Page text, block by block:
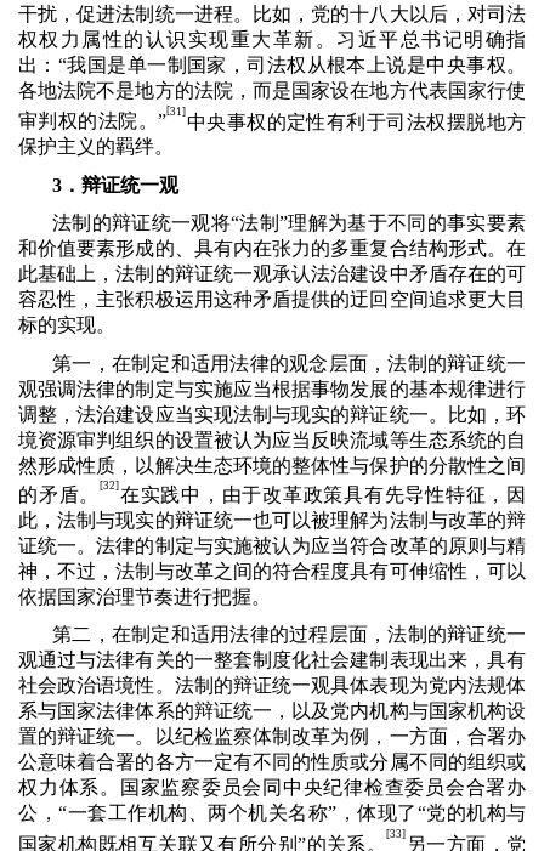
干扰，促进法制统一进程。比如，党的十八大以后，对司法
权权力属性的认识实现重大革新。习近平总书记明确指
出：“我国是单一制国家，司法权从根本上说是中央事权。
各地法院不是地方的法院，而是国家设在地方代表国家行使
审判权的法院。”
[31] 中央事权的定性有利于司法权摆脱地方
保护主义的羁绊。
3．辩证统一观
法制的辩证统一观将“法制”理解为基于不同的事实要素
和价值要素形成的、具有内在张力的多重复合结构形式。在
此基础上，法制的辩证统一观承认法治建设中矛盾存在的可
容忍性，主张积极运用这种矛盾提供的迂回空间追求更大目
标的实现。
第一，在制定和适用法律的观念层面，法制的辩证统一
观强调法律的制定与实施应当根据事物发展的基本规律进行
调整，法治建设应当实现法制与现实的辩证统一。比如，环
境资源审判组织的设置被认为应当反映流域等生态系统的自
然形成性质，以解决生态环境的整体性与保护的分散性之间
的矛盾。
[32] 在实践中，由于改革政策具有先导性特征，因
此，法制与现实的辩证统一也可以被理解为法制与改革的辩
证统一。法律的制定与实施被认为应当符合改革的原则与精
神，不过，法制与改革之间的符合程度具有可伸缩性，可以
依据国家治理节奏进行把握。
第二，在制定和适用法律的过程层面，法制的辩证统一
观通过与法律有关的一整套制度化社会建制表现出来，具有
社会政治语境性。法制的辩证统一观具体表现为党内法规体
系与国家法律体系的辩证统一，以及党内机构与国家机构设
置的辩证统一。以纪检监察体制改革为例，一方面，合署办
公意味着合署的各方一定有不同的性质或分属不同的组织或
权力体系。国家监察委员会同中央纪律检查委员会合署办
公，“一套工作机构、两个机关名称”，体现了“党的机构与
国家机构既相互关联又有所分别”的关系。
[33]
另一方面，党